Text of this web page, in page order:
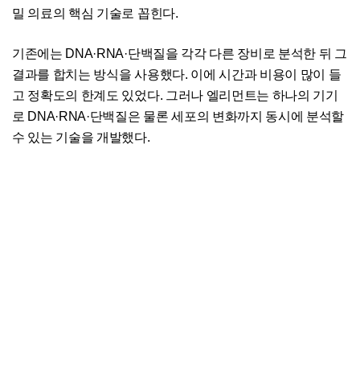
밀 의료의 핵심 기술로 꼽힌다.
기존에는 DNA·RNA·단백질을 각각 다른 장비로 분석한 뒤 그
결과를 합치는 방식을 사용했다. 이에 시간과 비용이 많이 들
고 정확도의 한계도 있었다. 그러나 엘리먼트는 하나의 기기
로 DNA·RNA·단백질은 물론 세포의 변화까지 동시에 분석할
수 있는 기술을 개발했다.